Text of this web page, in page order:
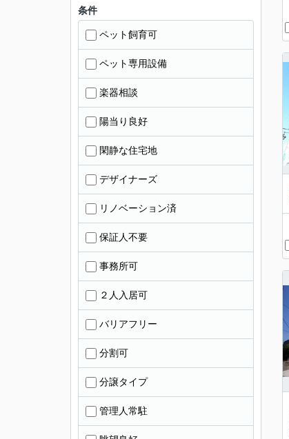
条件
ペット飼育可
ペット専用設備
楽器相談
陽当り良好
閑静な住宅地
デザイナーズ
リノベーション済
保証人不要
事務所可
２人入居可
バリアフリー
分割可
分譲タイプ
管理人常駐